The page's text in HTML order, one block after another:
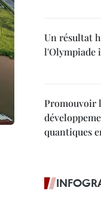
Un résultat
l'Olympiade
Promouvoir
quantiques